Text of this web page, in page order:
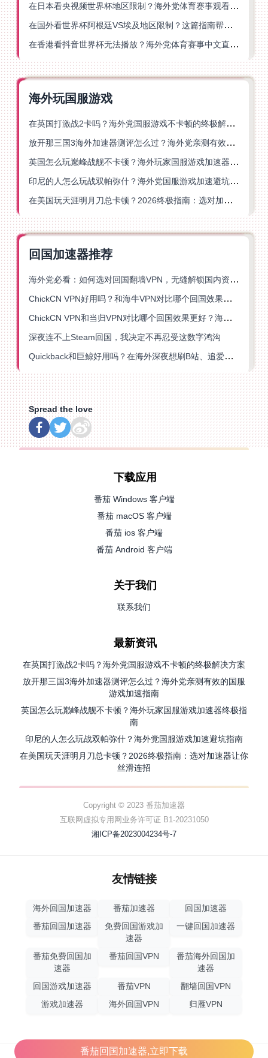
在日本看央视频世界杯地区限制？海外党体育赛事观看终极指南
在国外看世界杯阿根廷VS埃及地区限制？这篇指南帮你搞定中文直播+解说
在香港看抖音世界杯无法播放？海外党体育赛事中文直播终极指南
海外玩国服游戏
在英国打激战2卡吗？海外党国服游戏不卡顿的终极解决方案
放开那三国3海外加速器测评怎么过？海外党亲测有效的国服游戏加速指南
英国怎么玩巅峰战舰不卡顿？海外玩家国服游戏加速器终极指南
印尼的人怎么玩战双帕弥什？海外党国服游戏加速避坑指南
在美国玩天涯明月刀总卡顿？2026终极指南：选对加速器让你丝滑连招
回国加速器推荐
海外党必看：如何选对回国翻墙VPN，无缝解锁国内资源？
ChickCN VPN好用吗？和海牛VPN对比哪个回国效果更好？
ChickCN VPN和当归VPN对比哪个回国效果更好？海外党亲测后选了它
深夜连不上Steam回国，我决定不再忍受这数字鸿沟
Quickback和巨鲸好用吗？在海外深夜想刷B站、追爱奇艺的你，或许正需要这份答案
Spread the love
下载应用
番茄 Windows 客户端
番茄 macOS 客户端
番茄 ios 客户端
番茄 Android 客户端
关于我们
联系我们
最新资讯
在英国打激战2卡吗？海外党国服游戏不卡顿的终极解决方案
放开那三国3海外加速器测评怎么过？海外党亲测有效的国服
游戏加速指南
英国怎么玩巅峰战舰不卡顿？海外玩家国服游戏加速器终极指
南
印尼的人怎么玩战双帕弥什？海外党国服游戏加速避坑指南
在美国玩天涯明月刀总卡顿？2026终极指南：选对加速器让你
丝滑连招
Copyright © 2023 番茄加速器
互联网虚拟专用网业务许可证 B1-20231050
湘ICP备2023004234号-7
友情链接
海外回国加速器 番茄加速器
回国加速器
番茄回国加速器
免费回国游戏加
速器
一键回国加速器
番茄免费回国加
速器
番茄回国VPN
番茄海外回国加
速器
回国游戏加速器
番茄VPN
翻墙回国VPN
游戏加速器
海外回国VPN 归雁VPN
番茄回国加速器,立即下载